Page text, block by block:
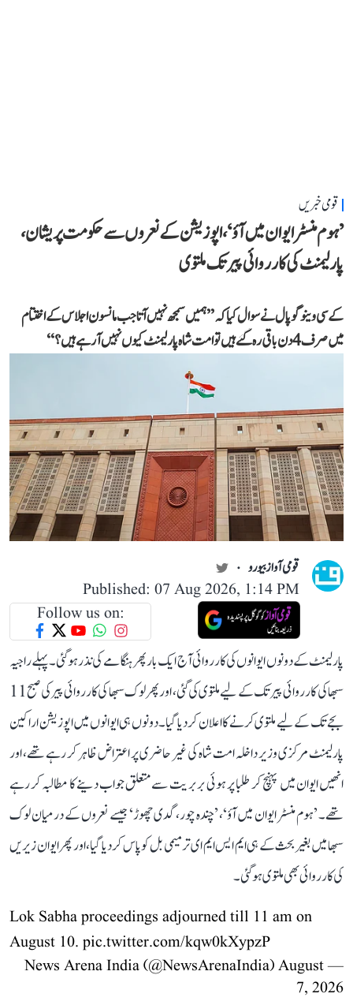
قومی خبریں
’ہوم منسٹر ایوان میں آؤ‘، اپوزیشن کے نعروں سے حکومت پریشان،
پارلیمنٹ کی کارروائی پیر تک ملتوی
کے سی وینوگوپال نے سوال کیا کہ ’’ہمیں سمجھ نہیں آتا جب مانسون اجلاس کے اختتام
میں صرف 4 دن باقی رہ گئے ہیں تو امت شاہ پارلیمنٹ کیوں نہیں آ رہے ہیں؟‘‘
قومی آواز بیورو
Published: 07 Aug 2026, 1:14 PM
Follow us on:
پارلیمنٹ کے دونوں ایوانوں کی کارروائی آج ایک بار پھر ہنگامے کی نذر ہو گئی۔ پہلے راجیہ
سبھا کی کارروائی پیر تک کے لیے ملتوی کی گئی، اور پھر لوک سبھا کی کارروائی پیر کی صبح 11
بجے تک کے لیے ملتوی کرنے کا اعلان کر دیا گیا۔ دونوں ہی ایوانوں میں اپوزیشن اراکین
پارلیمنٹ مرکزی وزیر داخلہ امت شاہ کی غیر حاضری پر اعتراض ظاہر کر رہے تھے، اور
انھیں ایوان میں پہنچ کر طلبا پر ہوئی بربریت سے متعلق جواب دینے کا مطالبہ کر رہے
تھے۔ ’ہوم منسٹر ایوان میں آؤ‘، ’چندہ چور، گدی چھوڑ‘ جیسے نعروں کے درمیان لوک
سبھا میں بغیر بحث کے ہی ایم ایس ایم ای ترمیمی بل کو پاس کر دیا گیا، اور پھر ایوان زیریں
کی کارروائی بھی ملتوی ہو گئی۔
Lok Sabha proceedings adjourned till 11 am on
August 10. pic.twitter.com/kqw0kXypzP
— News Arena India (@NewsArenaIndia)
August
7, 2026